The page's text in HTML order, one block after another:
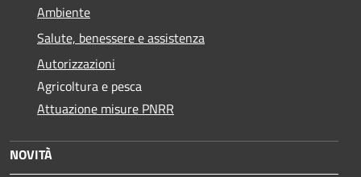
Ambiente
Salute, benessere e assistenza
Autorizzazioni
Agricoltura e pesca
Attuazione misure PNRR
NOVITÀ